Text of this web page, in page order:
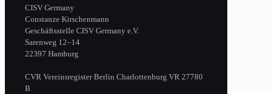
CISV Germany
Constanze Kirschenmann
Geschäftsstelle CISV Germany e.V.
Sarenweg 12–14
22397 Hamburg
CVR Vereinsregister Berlin Charlottenburg VR 27780
B